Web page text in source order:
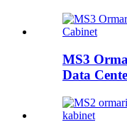
MS3
Data